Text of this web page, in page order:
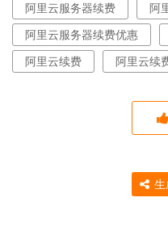
阿里云服务器续费
阿
阿里云服务器续费优惠
阿里云续费
阿里云续
生